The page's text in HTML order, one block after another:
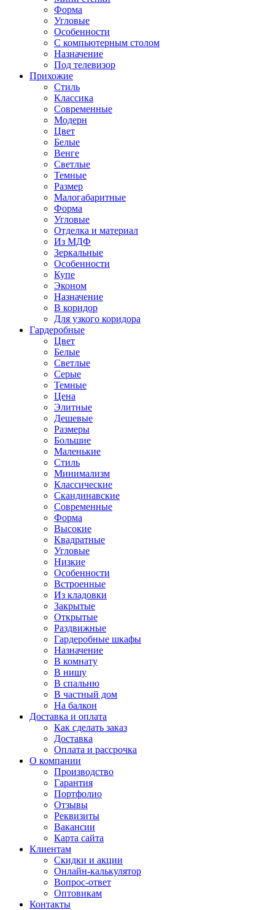
Форма
Угловые
Особенности
С компьютерным столом
Назначение
Под телевизор
Прихожие
Стиль
Классика
Современные
Модерн
Цвет
Белые
Венге
Светлые
Темные
Размер
Малогабаритные
Форма
Угловые
Отделка и материал
Из МДФ
Зеркальные
Особенности
Купе
Эконом
Назначение
В коридор
Для узкого коридора
Гардеробные
Цвет
Белые
Светлые
Серые
Темные
Цена
Элитные
Дешевые
Размеры
Большие
Маленькие
Стиль
Минимализм
Классические
Скандинавские
Современные
Форма
Высокие
Квадратные
Угловые
Низкие
Особенности
Встроенные
Из кладовки
Закрытые
Открытые
Раздвижные
Гардеробные шкафы
Назначение
В комнату
В нишу
В спальню
В частный дом
На балкон
Доставка и оплата
Как сделать заказ
Доставка
Оплата и рассрочка
О компании
Производство
Гарантия
Портфолио
Отзывы
Реквизиты
Вакансии
Карта сайта
Клиентам
Скидки и акции
Онлайн-калькулятор
Вопрос-ответ
Оптовикам
Контакты